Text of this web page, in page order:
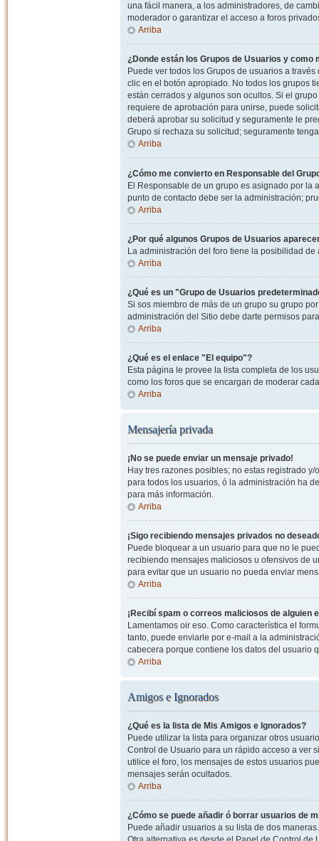
una fácil manera, a los administradores, de
moderador o garantizar el acceso a foros
Arriba
¿Donde están los Grupos de Usuarios y como
Puede ver todos los Grupos de usuarios a
clic en el botón apropiado. No todos los grupos
están cerrados y algunos son ocultos. Si el
requiere de aprobación para unirse, puede
deberá aprobar su solicitud y seguramente le
Grupo si rechaza su solicitud; seguramente
Arriba
¿Cómo me convierto en Responsable del
El Responsable de un grupo es asignado por la
punto de contacto debe ser la administración;
Arriba
¿Por qué algunos Grupos de Usuarios
La administración del foro tiene la posibilidad
Arriba
¿Qué es un "Grupo de Usuarios
Si sos miembro de más de un grupo su grupo
administración del Sitio debe darte permisos
Arriba
¿Qué es el enlace "El equipo"?
Esta página le provee la lista completa de los
como los foros que se encargan de moderar
Arriba
Mensajería privada
¡No se puede enviar un mensaje privado!
Hay tres razones posibles; no estas registrado
para todos los usuarios, ó la administración ha
para más información.
Arriba
¡Sigo recibiendo mensajes privados no
Puede bloquear a un usuario para que no le
recibiendo mensajes maliciosos u ofensivos de
para evitar que un usuario no pueda enviar
Arriba
¡Recibí spam o correos maliciosos de alguien
Lamentamos oir eso. Como característica el
tanto, puede enviarle por e-mail a la
cabecera porque contiene los datos del usuario
Arriba
Amigos e Ignorados
¿Qué es la lista de Mis Amigos e Ignorados?
Puede utilizar la lista para organizar otros
Control de Usuario para un rápido acceso a ver
utilice el foro, los mensajes de estos usuarios
mensajes serán ocultados.
Arriba
¿Cómo se puede añadir ó borrar usuarios de
Puede añadir usuarios a su lista de dos